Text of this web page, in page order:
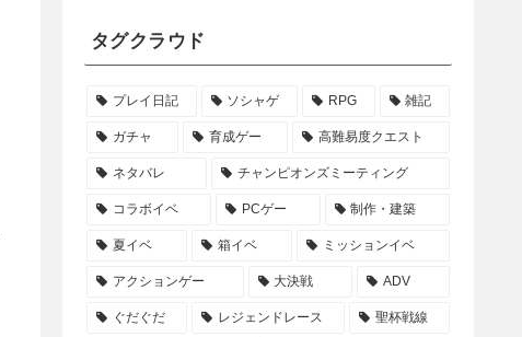
タグクラウド
プレイ日記 ソシャゲ RPG 雑記
ガチャ 育成ゲー 高難易度クエスト
ネタバレ チャンピオンズミーティング
コラボイベ PCゲー 制作・建築
夏イベ 箱イベ ミッションイベ
アクションゲー 大決戦 ADV
ぐだぐだ レジェンドレース 聖杯戦線